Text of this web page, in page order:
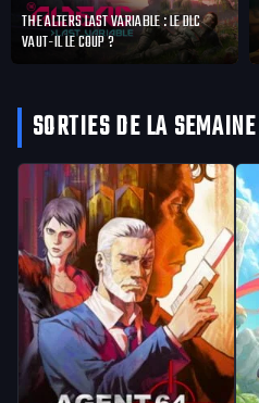
THE ALTERS LAST VARIABLE : LE DLC
VAUT-IL LE COUP ?
SORTIES DE LA SEMAINE